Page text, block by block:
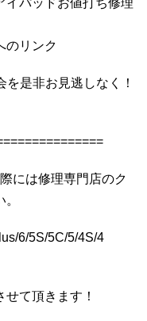
のリンク
是非お見逃しなく！
には修理専門店のク
6/5S/5C/5/4S/4
て頂きます！